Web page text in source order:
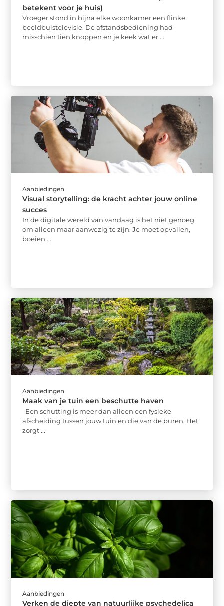
betekent voor je huis)
Vroeger stond in bijna elke woonkamer een flinke
beeldbuistelevisie. De afstandsbediening had
misschien tien knoppen en je keek wat er ...
Aanbiedingen
Visual storytelling: de kracht achter jouw online
succes
In de digitale wereld van vandaag is het niet genoeg
om alleen maar aanwezig te zijn. Je moet opvallen,
boeien ...
Aanbiedingen
Maak van je tuin een beschutte haven
Een schutting is meer dan alleen een fysieke
afscheiding tussen jouw tuin en die van de buren. Het
zorgt ...
Aanbiedingen
Verken de diepte van natuurlijke psychedelica